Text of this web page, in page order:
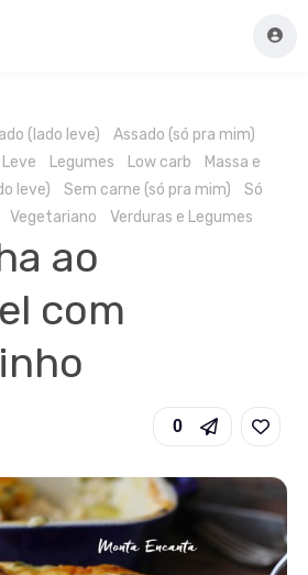
(lado leve)
Assado (só pra mim)
Leve Legumes Low carb
Massa e
leve) Sem carne (só pra mim)
Só
Vegetariano Verduras e Legumes
ao
com
0